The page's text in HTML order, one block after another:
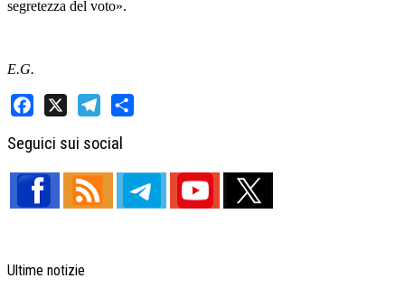
segretezza del voto».
E.G.
Seguici sui social
Ultime notizie